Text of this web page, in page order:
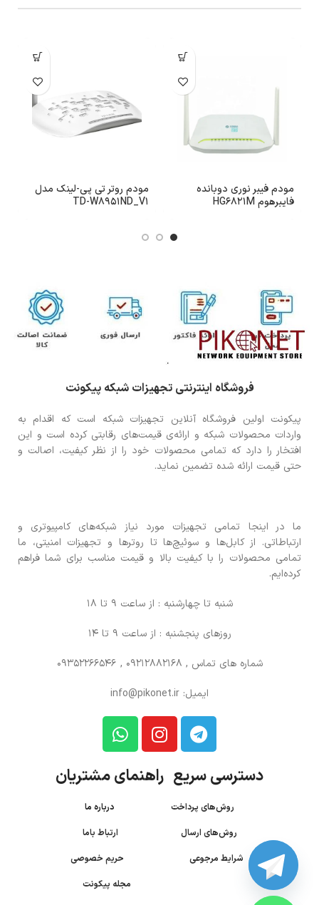
مودم فیبر نوری دوبانده
فایبرهوم HG6821M
مودم روتر تی پی-لینک مدل
TD-W8951ND_V1
فروشگاه اینترنتی تجهیزات شبکه پیکونت
پیکونت اولین فروشگاه آنلاین تجهیزات شبکه است که اقدام به
واردات محصولات شبکه و ارائه‌ی قیمت‌های رقابتی کرده است و این
افتخار را دارد که تمامی محصولات خود را از نظر کیفیت، اصالت و
حتی قیمت ارائه شده تضمین نماید.
ما در اینجا تمامی تجهیزات مورد نیاز شبکه‌های کامپیوتری و
ارتباطاتی. از کابل‌ها و سوئیچ‌ها تا روترها و تجهیزات امنیتی، ما
تمامی محصولات را با کیفیت بالا و قیمت مناسب برای شما فراهم
کرده‌ایم.
شنبه تا چهارشنبه : از ساعت 9 تا 18
روزهای پنجشنبه : از ساعت 9 تا 14
شماره های تماس , 09212882168 , 09352266546
ایمیل: info@pikonet.ir
دسترسی سریع راهنمای مشتریان
روش‌های پرداخت درباره ما
روش‌های ارسال
ارتباط باما
شرایط مرجوعی
حریم خصوصی
مجله پیکونت